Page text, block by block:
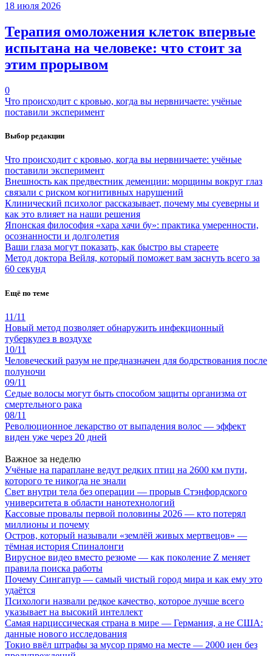
18 июля 2026
Терапия омоложения клеток впервые
испытана на человеке: что стоит за
этим прорывом
0
Что происходит с кровью, когда вы нервничаете: учёные
поставили эксперимент
Выбор редакции
Что происходит с кровью, когда вы нервничаете: учёные
поставили эксперимент
Внешность как предвестник деменции: морщины вокруг глаз
связали с риском когнитивных нарушений
Клинический психолог рассказывает, почему мы суеверны и
как это влияет на наши решения
Японская философия «хара хачи бу»: практика умеренности,
осознанности и долголетия
Ваши глаза могут показать, как быстро вы стареете
Метод доктора Вейля, который поможет вам заснуть всего за
60 секунд
Ещё по теме
11/11
Новый метод позволяет обнаружить инфекционный
туберкулез в воздухе
10/11
Человеческий разум не предназначен для бодрствования после
полуночи
09/11
Седые волосы могут быть способом защиты организма от
смертельного рака
08/11
Революционное лекарство от выпадения волос — эффект
виден уже через 20 дней
Важное за неделю
Учёные на параплане ведут редких птиц на 2600 км пути,
которого те никогда не знали
Свет внутри тела без операции — прорыв Стэнфордского
университета в области нанотехнологий
Кассовые провалы первой половины 2026 — кто потерял
миллионы и почему
Остров, который называли «землёй живых мертвецов» —
тёмная история Спиналонги
Вирусное видео вместо резюме — как поколение Z меняет
правила поиска работы
Почему Сингапур — самый чистый город мира и как ему это
удаётся
Психологи назвали редкое качество, которое лучше всего
указывает на высокий интеллект
Самая нарциссическая страна в мире — Германия, а не США:
данные нового исследования
Токио ввёл штрафы за мусор прямо на месте — 2000 иен без